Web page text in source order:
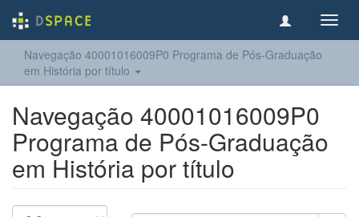
Navegação 40001016009P0 Programa de Pós-Graduação
em História por título
Navegação 40001016009P0
Programa de Pós-Graduação
em História por título